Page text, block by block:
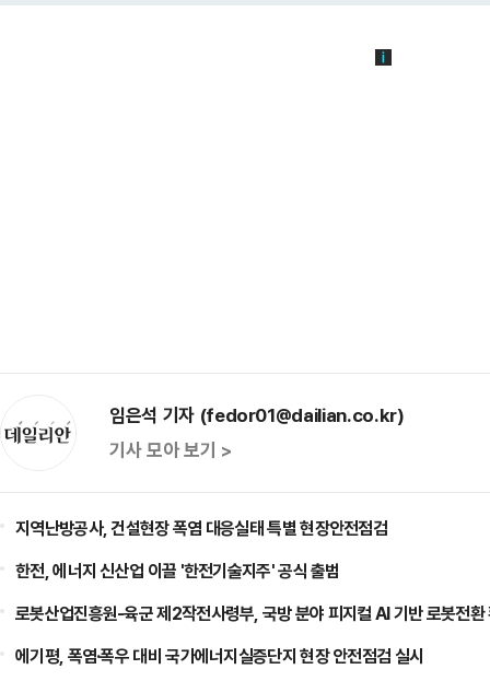
임은석 기자 (fedor01@dailian.co.kr)
기사 모아 보기 >
지역난방공사, 건설현장 폭염 대응실태 특별 현장안전점검
한전, 에너지 신산업 이끌 '한전기술지주' 공식 출범
로봇산업진흥원-육군 제2작전사령부, 국방 분야 피지컬 AI 기반 로봇전환
에기평, 폭염·폭우 대비 국가에너지실증단지 현장 안전점검 실시